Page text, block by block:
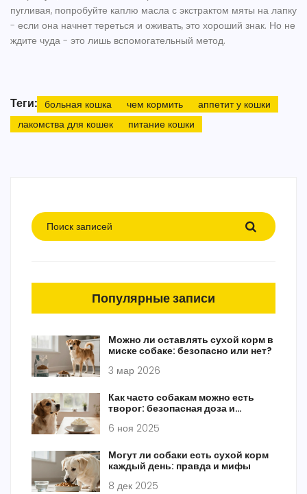
пугливая, попробуйте каплю масла с экстрактом мяты на лапку
- если она начнет тереться и оживать, это хороший знак. Но не
ждите чуда - это лишь вспомогательный метод.
Теги: больная кошка чем кормить
аппетит у кошки
лакомства для кошек
питание кошки
Популярные записи
Можно ли оставлять сухой корм в
миске собаке: безопасно или нет?
3 мар 2026
Как часто собакам можно есть
творог: безопасная доза и
6 ноя 2025
Могут ли собаки есть сухой корм
каждый день: правда и мифы
8 дек 2025